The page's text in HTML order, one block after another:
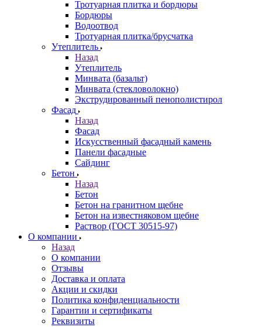
Тротуарная плитка и бордюры
Бордюры
Водоотвод
Тротуарная плитка/брусчатка
Утеплитель
Назад
Утеплитель
Минвата (базальт)
Минвата (стекловолокно)
Экструдированный пенополистирол
Фасад
Назад
Фасад
Искусственный фасадный камень
Панели фасадные
Сайдинг
Бетон
Назад
Бетон
Бетон на гранитном щебне
Бетон на известняковом щебне
Раствор (ГОСТ 30515-97)
О компании
Назад
О компании
Отзывы
Доставка и оплата
Акции и скидки
Политика конфиденциальности
Гарантии и сертификаты
Реквизиты